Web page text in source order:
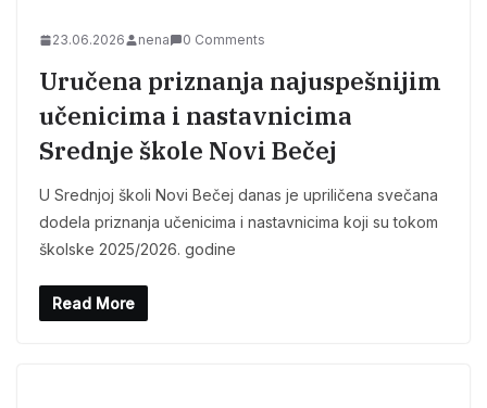
23.06.2026 nena 0 Comments
Uručena priznanja najuspešnijim
učenicima i nastavnicima
Srednje škole Novi Bečej
U Srednjoj školi Novi Bečej danas je upriličena svečana
dodela priznanja učenicima i nastavnicima koji su tokom
školske 2025/2026. godine
Read More